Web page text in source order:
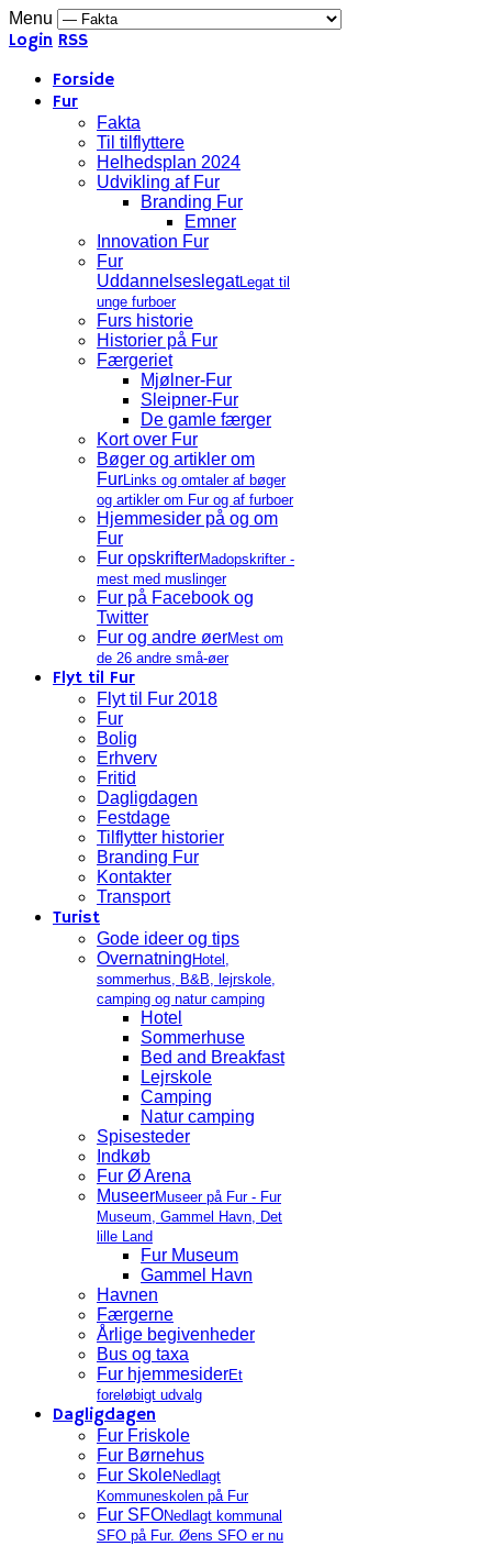
Menu
Login RSS
Forside
Fur
Fakta
Til tilflyttere
Helhedsplan 2024
Udvikling af Fur
Branding Fur
Emner
Innovation Fur
Fur
UddannelseslegatLegat til
unge furboer
Furs historie
Historier på Fur
Færgeriet
Mjølner-Fur
Sleipner-Fur
De gamle færger
Kort over Fur
Bøger og artikler om
FurLinks og omtaler af bøger
og artikler om Fur og af furboer
Hjemmesider på og om
Fur
Fur opskrifterMadopskrifter -
mest med muslinger
Fur på Facebook og
Twitter
Fur og andre øerMest om
de 26 andre små-øer
Flyt til Fur
Flyt til Fur 2018
Fur
Bolig
Erhverv
Fritid
Dagligdagen
Festdage
Tilflytter historier
Branding Fur
Kontakter
Transport
Turist
Gode ideer og tips
Overnatning Hotel,
sommerhus, B&B, lejrskole,
camping og natur camping
Hotel
Sommerhuse
Bed and Breakfast
Lejrskole
Camping
Natur camping
Spisesteder
Indkøb
Fur Ø Arena
MuseerMuseer på Fur - Fur
Museum, Gammel Havn, Det
lille Land
Fur Museum
Gammel Havn
Havnen
Færgerne
Årlige begivenheder
Bus og taxa
Fur hjemmesiderEt
foreløbigt udvalg
Dagligdagen
Fur Friskole
Fur Børnehus
Fur SkoleNedlagt
Kommuneskolen på Fur
Fur SFONedlagt kommunal
SFO på Fur. Øens SFO er nu